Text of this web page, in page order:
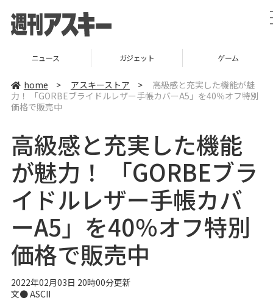
ニュース ガジェット ゲーム
home > アスキーストア >
高級感と充実した機能が魅
力！ 「GORBEブライドルレザー手帳カバーA5」を40％オフ特別
価格で販売中
高級感と充実した機能
が魅力！ 「GORBEブラ
イドルレザー手帳カバ
ーA5」を40％オフ特別
価格で販売中
2022年02月03日 20時00分更新
文● ASCII